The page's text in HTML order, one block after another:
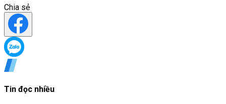
Chia sẻ
Tin đọc nhiều